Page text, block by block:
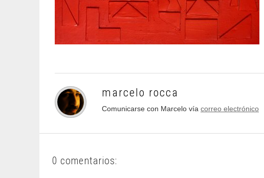
marcelo rocca
Comunicarse con Marcelo vía correo electrónico
0 comentarios: